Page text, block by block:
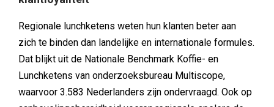
Regionale lunchketens weten hun klanten beter aan
zich te binden dan landelijke en internationale formules.
Dat blijkt uit de Nationale Benchmark Koffie- en
Lunchketens van onderzoeksbureau Multiscope,
waarvoor 3.583 Nederlanders zijn ondervraagd. Ook op